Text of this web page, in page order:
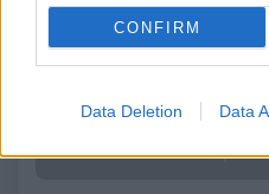
CONFIRM
Data Deletion Data
Υποβολή